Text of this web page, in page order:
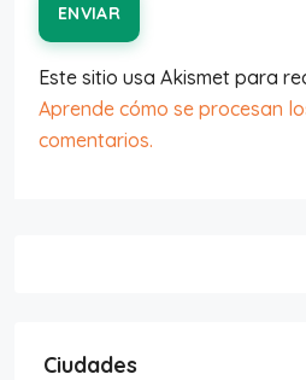
ENVIAR
Este sitio usa Akismet para
Aprende cómo se procesan
comentarios.
Ciudades